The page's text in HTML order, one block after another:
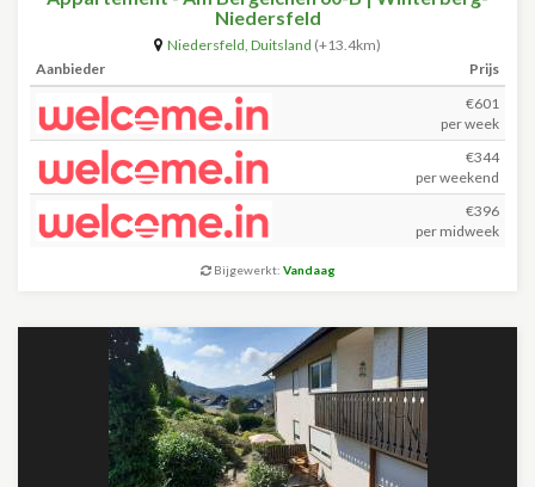
Niedersfeld
Niedersfeld, Duitsland (+13.4km)
Aanbieder
Prijs
€601
per week
€344
per weekend
€396
per midweek
Bijgewerkt: Vandaag